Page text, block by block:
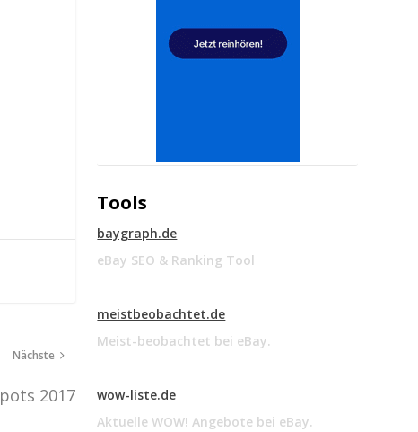
Nächste
2017
Tools
baygraph.de
eBay SEO & Ranking Tool
meistbeobachtet.de
Meist-beobachtet bei eBay.
wow-liste.de
Aktuelle WOW! Angebote bei eBay.